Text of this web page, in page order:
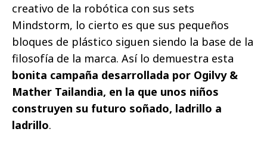
creativo de la robótica con sus sets
Mindstorm, lo cierto es que sus pequeños
bloques de plástico siguen siendo la base de la
filosofía de la marca. Así lo demuestra esta
bonita campaña desarrollada por Ogilvy &
Mather Tailandia, en la que unos niños
construyen su futuro soñado, ladrillo a
ladrillo.